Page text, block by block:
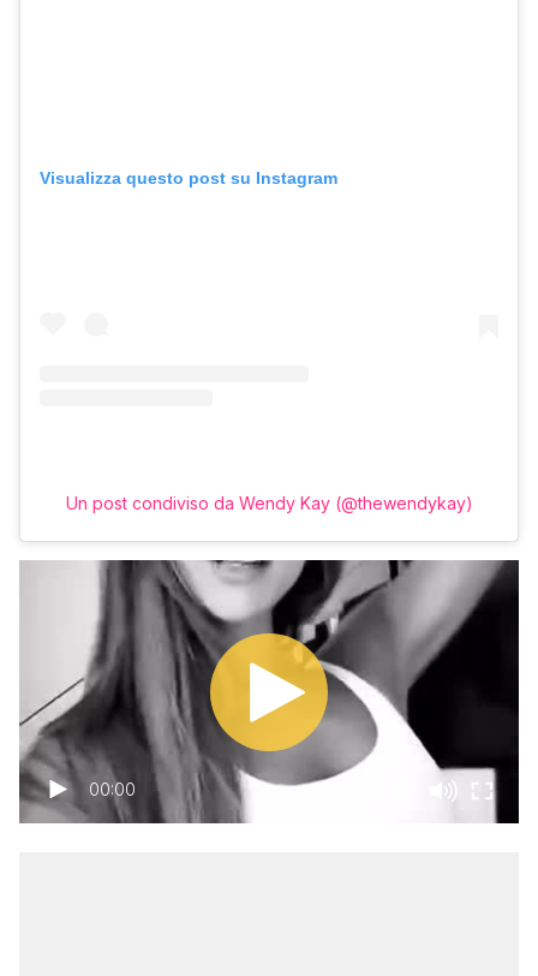
Visualizza questo post su Instagram
Un post condiviso da Wendy Kay (@thewendykay)
00:00